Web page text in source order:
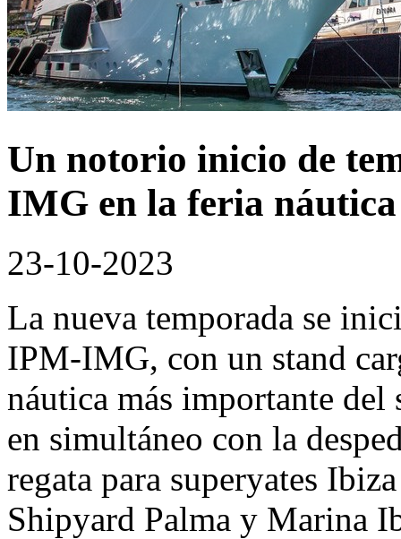
Un notorio inicio de
IMG en la feria
23-10-2023
La nueva temporada se
IPM-IMG, con un stand
náutica más importante
en simultáneo con la
regata para superyates
Shipyard Palma y Marina